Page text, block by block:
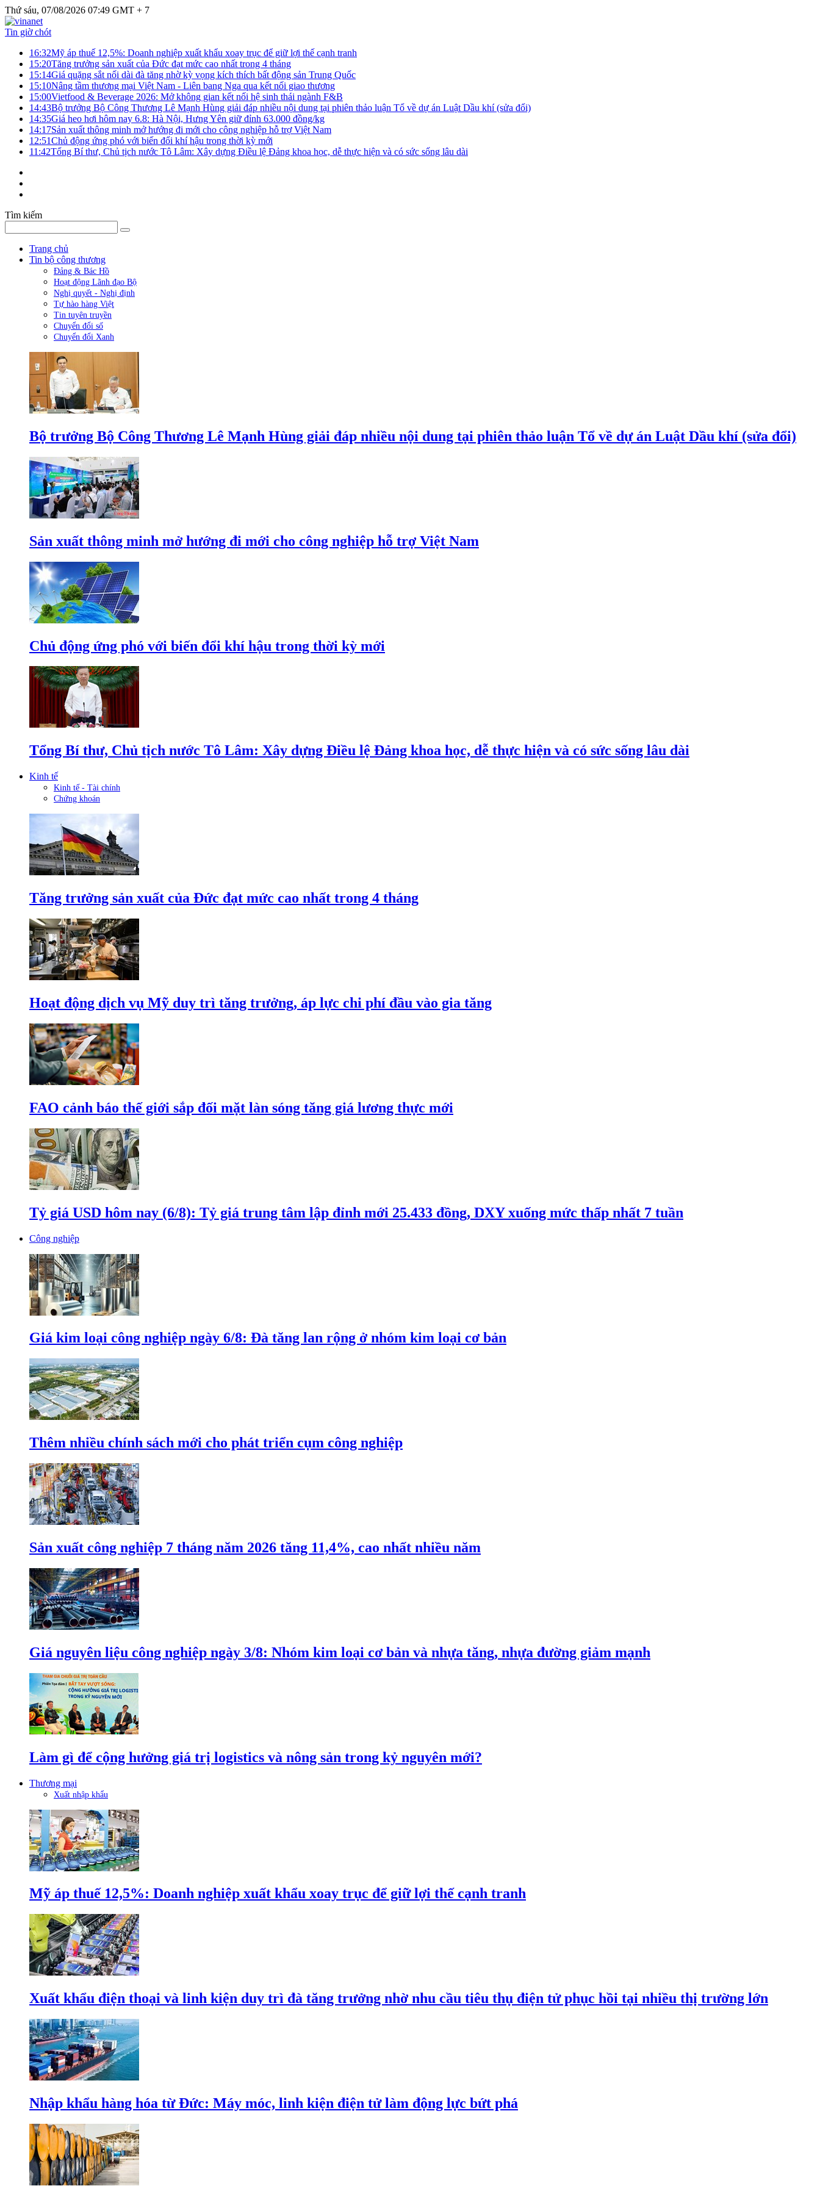
Thứ sáu, 07/08/2026 07:49 GMT + 7
Tin giờ chót
16:32Mỹ áp thuế 12,5%: Doanh nghiệp xuất khẩu xoay trục để giữ lợi thế cạnh tranh
15:20Tăng trưởng sản xuất của Đức đạt mức cao nhất trong 4 tháng
15:14Giá quặng sắt nối dài đà tăng nhờ kỳ vọng kích thích bất động sản Trung Quốc
15:10Nâng tầm thương mại Việt Nam - Liên bang Nga qua kết nối giao thương
15:00Vietfood & Beverage 2026: Mở không gian kết nối hệ sinh thái ngành F&B
14:43Bộ trưởng Bộ Công Thương Lê Mạnh Hùng giải đáp nhiều nội dung tại phiên thảo luận Tổ về dự án Luật Dầu khí (sửa đổi)
14:35Giá heo hơi hôm nay 6.8: Hà Nội, Hưng Yên giữ đỉnh 63.000 đồng/kg
14:17Sản xuất thông minh mở hướng đi mới cho công nghiệp hỗ trợ Việt Nam
12:51Chủ động ứng phó với biến đổi khí hậu trong thời kỳ mới
11:42Tổng Bí thư, Chủ tịch nước Tô Lâm: Xây dựng Điều lệ Đảng khoa học, dễ thực hiện và có sức sống lâu dài
Tìm kiếm
Trang chủ
Tin bộ công thương
Đảng & Bác Hồ
Hoạt động Lãnh đạo Bộ
Nghị quyết - Nghị định
Tự hào hàng Việt
Tin tuyên truyền
Chuyển đổi số
Chuyển đổi Xanh
Bộ trưởng Bộ Công Thương Lê Mạnh Hùng giải đáp nhiều nội dung tại phiên thảo luận Tổ về dự án Luật Dầu khí (sửa đổi)
Sản xuất thông minh mở hướng đi mới cho công nghiệp hỗ trợ Việt Nam
Chủ động ứng phó với biến đổi khí hậu trong thời kỳ mới
Tổng Bí thư, Chủ tịch nước Tô Lâm: Xây dựng Điều lệ Đảng khoa học, dễ thực hiện và có sức sống lâu dài
Kinh tế
Kinh tế - Tài chính
Chứng khoán
Tăng trưởng sản xuất của Đức đạt mức cao nhất trong 4 tháng
Hoạt động dịch vụ Mỹ duy trì tăng trưởng, áp lực chi phí đầu vào gia tăng
FAO cảnh báo thế giới sắp đối mặt làn sóng tăng giá lương thực mới
Tỷ giá USD hôm nay (6/8): Tỷ giá trung tâm lập đỉnh mới 25.433 đồng, DXY xuống mức thấp nhất 7 tuần
Công nghiệp
Giá kim loại công nghiệp ngày 6/8: Đà tăng lan rộng ở nhóm kim loại cơ bản
Thêm nhiều chính sách mới cho phát triển cụm công nghiệp
Sản xuất công nghiệp 7 tháng năm 2026 tăng 11,4%, cao nhất nhiều năm
Giá nguyên liệu công nghiệp ngày 3/8: Nhóm kim loại cơ bản và nhựa tăng, nhựa đường giảm mạnh
Làm gì để cộng hưởng giá trị logistics và nông sản trong kỷ nguyên mới?
Thương mại
Xuất nhập khẩu
Mỹ áp thuế 12,5%: Doanh nghiệp xuất khẩu xoay trục để giữ lợi thế cạnh tranh
Xuất khẩu điện thoại và linh kiện duy trì đà tăng trưởng nhờ nhu cầu tiêu thụ điện tử phục hồi tại nhiều thị trường lớn
Nhập khẩu hàng hóa từ Đức: Máy móc, linh kiện điện tử làm động lực bứt phá